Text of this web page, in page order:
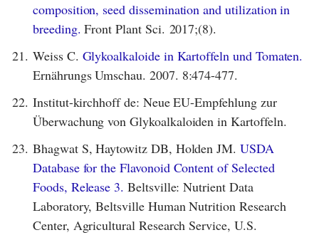
composition, seed dissemination and utilization in
breeding. Front Plant Sci. 2017;(8).
21. Weiss C. Glykoalkaloide in Kartoffeln und Tomaten.
Ernährungs Umschau. 2007. 8:474-477.
22. Institut-kirchhoff de: Neue EU-Empfehlung zur
Überwachung von Glykoalkaloiden in Kartoffeln.
23. Bhagwat S, Haytowitz DB, Holden JM.USDA
Database for the Flavonoid Content of Selected
Foods, Release 3. Beltsville: Nutrient Data
Laboratory, Beltsville Human Nutrition Research
Center, Agricultural Research Service, U.S.